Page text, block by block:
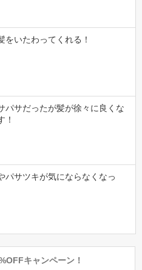
をいたわってくれる！
パサだったが髪が徐々に良くな
！
パサツキが気にならなくなっ
キャンペーン！